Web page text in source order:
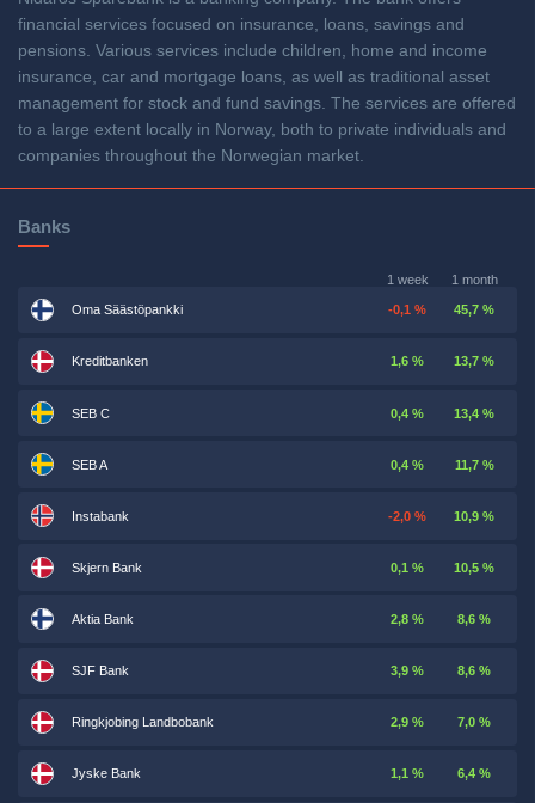
financial services focused on insurance, loans, savings and
pensions. Various services include children, home and income
insurance, car and mortgage loans, as well as traditional asset
management for stock and fund savings. The services are offered
to a large extent locally in Norway, both to private individuals and
companies throughout the Norwegian market.
Banks
1 week 1 month
Oma Säästöpankki -0,1 % 45,7 %
Kreditbanken 1,6 % 13,7 %
SEB C 0,4 % 13,4 %
SEB A 0,4 % 11,7 %
Instabank -2,0 % 10,9 %
Skjern Bank 0,1 % 10,5 %
Aktia Bank 2,8 % 8,6 %
SJF Bank 3,9 % 8,6 %
Ringkjobing Landbobank 2,9 % 7,0 %
Jyske Bank 1,1 % 6,4 %